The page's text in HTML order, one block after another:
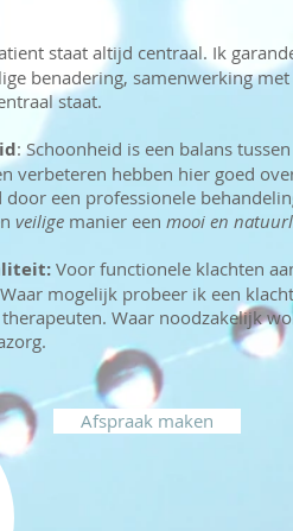
staat altijd centraal. Ik
benadering, samenwerking
staat.
: Schoonheid is een balans
verbeteren hebben hier goed
door een professionele
veilige manier een mooi en
Voor functionele klachten
mogelijk probeer ik een
Waar noodzakelijk
Afspraak maken